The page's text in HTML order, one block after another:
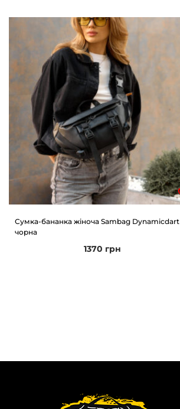
Сумка-бананка жіноча Sambag Dynamicdart
чорна
1370 грн